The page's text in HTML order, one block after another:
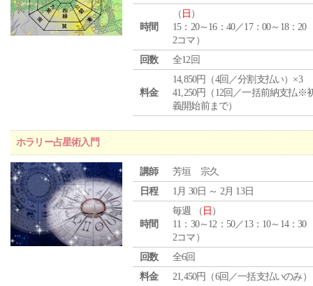
時間
（ 日 ）
15：20～16：40／17：00～18：20
2コマ）
回数
全12回
料金
14,850円（4回／分割支払い）×3
41,250円（12回／一括前納支払※
義開始前まで）
ホラリー占星術入門
講師
芳垣 宗久
日程
1月 30日 ～ 2月 13日
時間
毎週 （ 日 ）
11：30～12：50／13：10～14：30
2コマ）
回数
全6回
料金
21,450円（6回／一括支払いのみ）